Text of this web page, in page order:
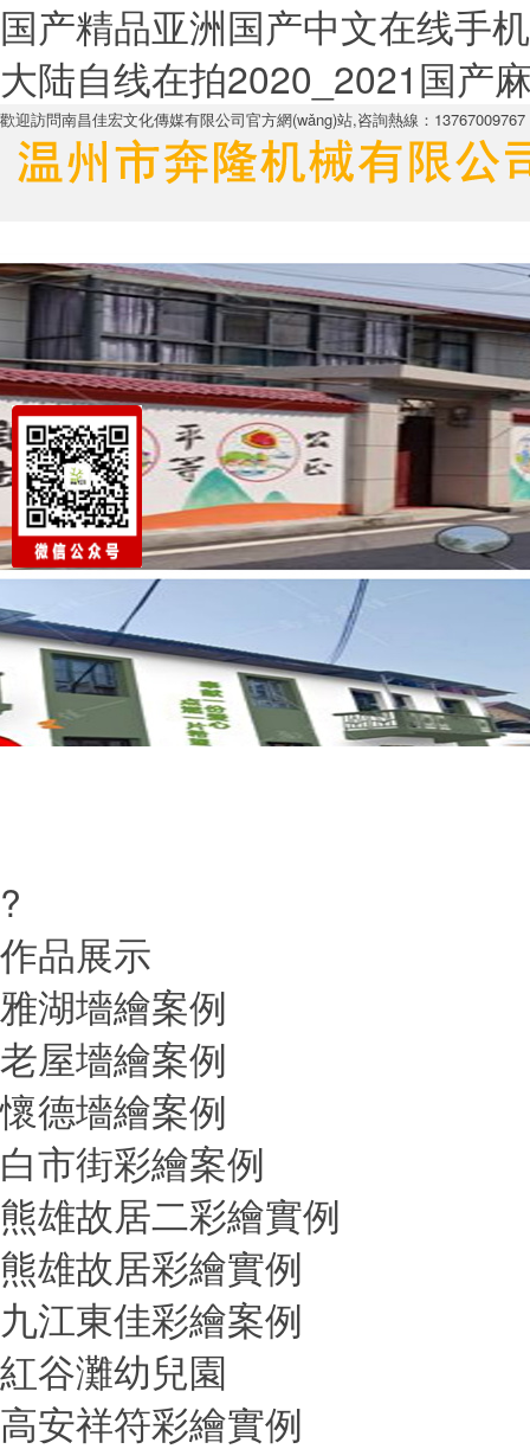
国产精品亚洲国产中文在线手
大陆自线在拍2020_2021国产
歡迎訪問南昌佳宏文化傳媒有限公司官方網(wǎng)站,咨詢熱線：13767009767
?
作品展示
雅湖墻繪案例
老屋墻繪案例
懷德墻繪案例
白市街彩繪案例
熊雄故居二彩繪實例
熊雄故居彩繪實例
九江東佳彩繪案例
紅谷灘幼兒園
高安祥符彩繪實例